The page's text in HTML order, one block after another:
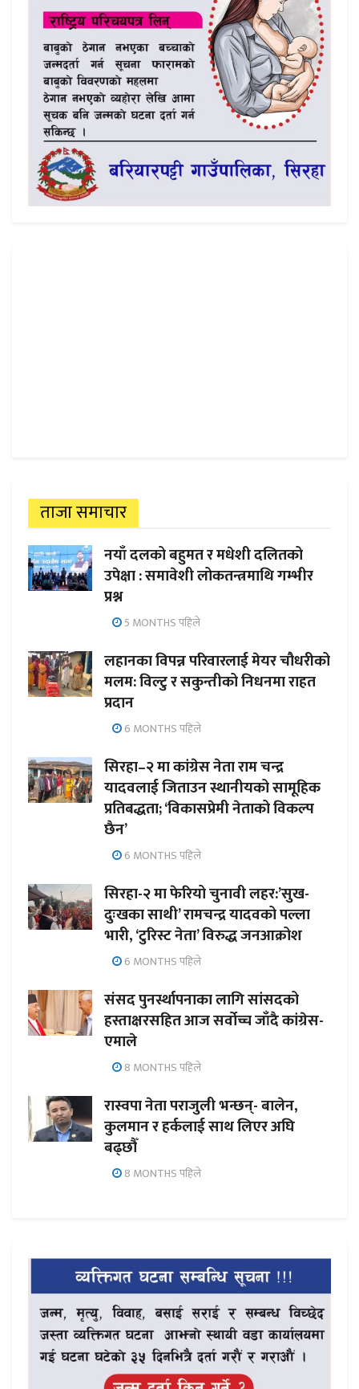
ताजा समाचार
नयाँ दलको बहुमत र मधेशी दलितको
उपेक्षा : समावेशी लोकतन्त्रमाथि गम्भीर
प्रश्न
5 MONTHS पहिले
लहानका विपन्न परिवारलाई मेयर चौधरीको
मलम: विल्टु र सकुन्तीको निधनमा राहत
प्रदान
6 MONTHS पहिले
सिरहा–२ मा कांग्रेस नेता राम चन्द्र
यादवलाई जिताउन स्थानीयको सामूहिक
प्रतिबद्धता; ‘विकासप्रेमी नेताको विकल्प
छैन’
6 MONTHS पहिले
सिरहा-२ मा फेरियो चुनावी लहर:’सुख-
दुःखका साथी’ रामचन्द्र यादवको पल्ला
भारी, ‘टुरिस्ट नेता’ विरुद्ध जनआक्रोश
6 MONTHS पहिले
संसद पुनर्स्थापनाका लागि सांसदको
हस्ताक्षरसहित आज सर्वोच्च जाँदै कांग्रेस-
एमाले
8 MONTHS पहिले
रास्वपा नेता पराजुली भन्छन्- बालेन,
कुलमान र हर्कलाई साथ लिएर अघि
बढ्छौँ
8 MONTHS पहिले